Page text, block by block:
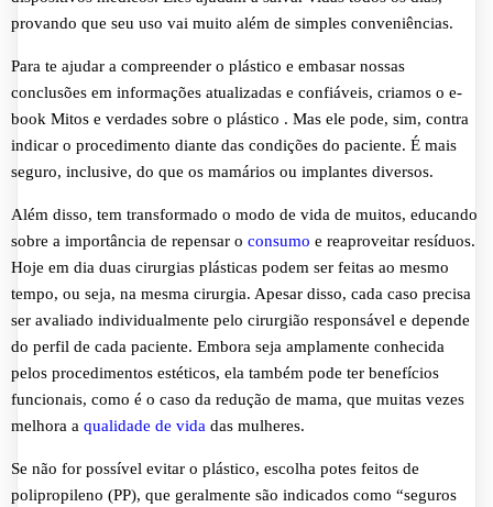
provando que seu uso vai muito além de simples conveniências.
Para te ajudar a compreender o plástico e embasar nossas
conclusões em informações atualizadas e confiáveis, criamos o e-
book Mitos e verdades sobre o plástico . Mas ele pode, sim, contra
indicar o procedimento diante das condições do paciente. É mais
seguro, inclusive, do que os mamários ou implantes diversos.
Além disso, tem transformado o modo de vida de muitos, educando
sobre a importância de repensar o consumo e reaproveitar resíduos.
Hoje em dia duas cirurgias plásticas podem ser feitas ao mesmo
tempo, ou seja, na mesma cirurgia. Apesar disso, cada caso precisa
ser avaliado individualmente pelo cirurgião responsável e depende
do perfil de cada paciente. Embora seja amplamente conhecida
pelos procedimentos estéticos, ela também pode ter benefícios
funcionais, como é o caso da redução de mama, que muitas vezes
melhora a qualidade de vida das mulheres.
Se não for possível evitar o plástico, escolha potes feitos de
polipropileno (PP), que geralmente são indicados como “seguros